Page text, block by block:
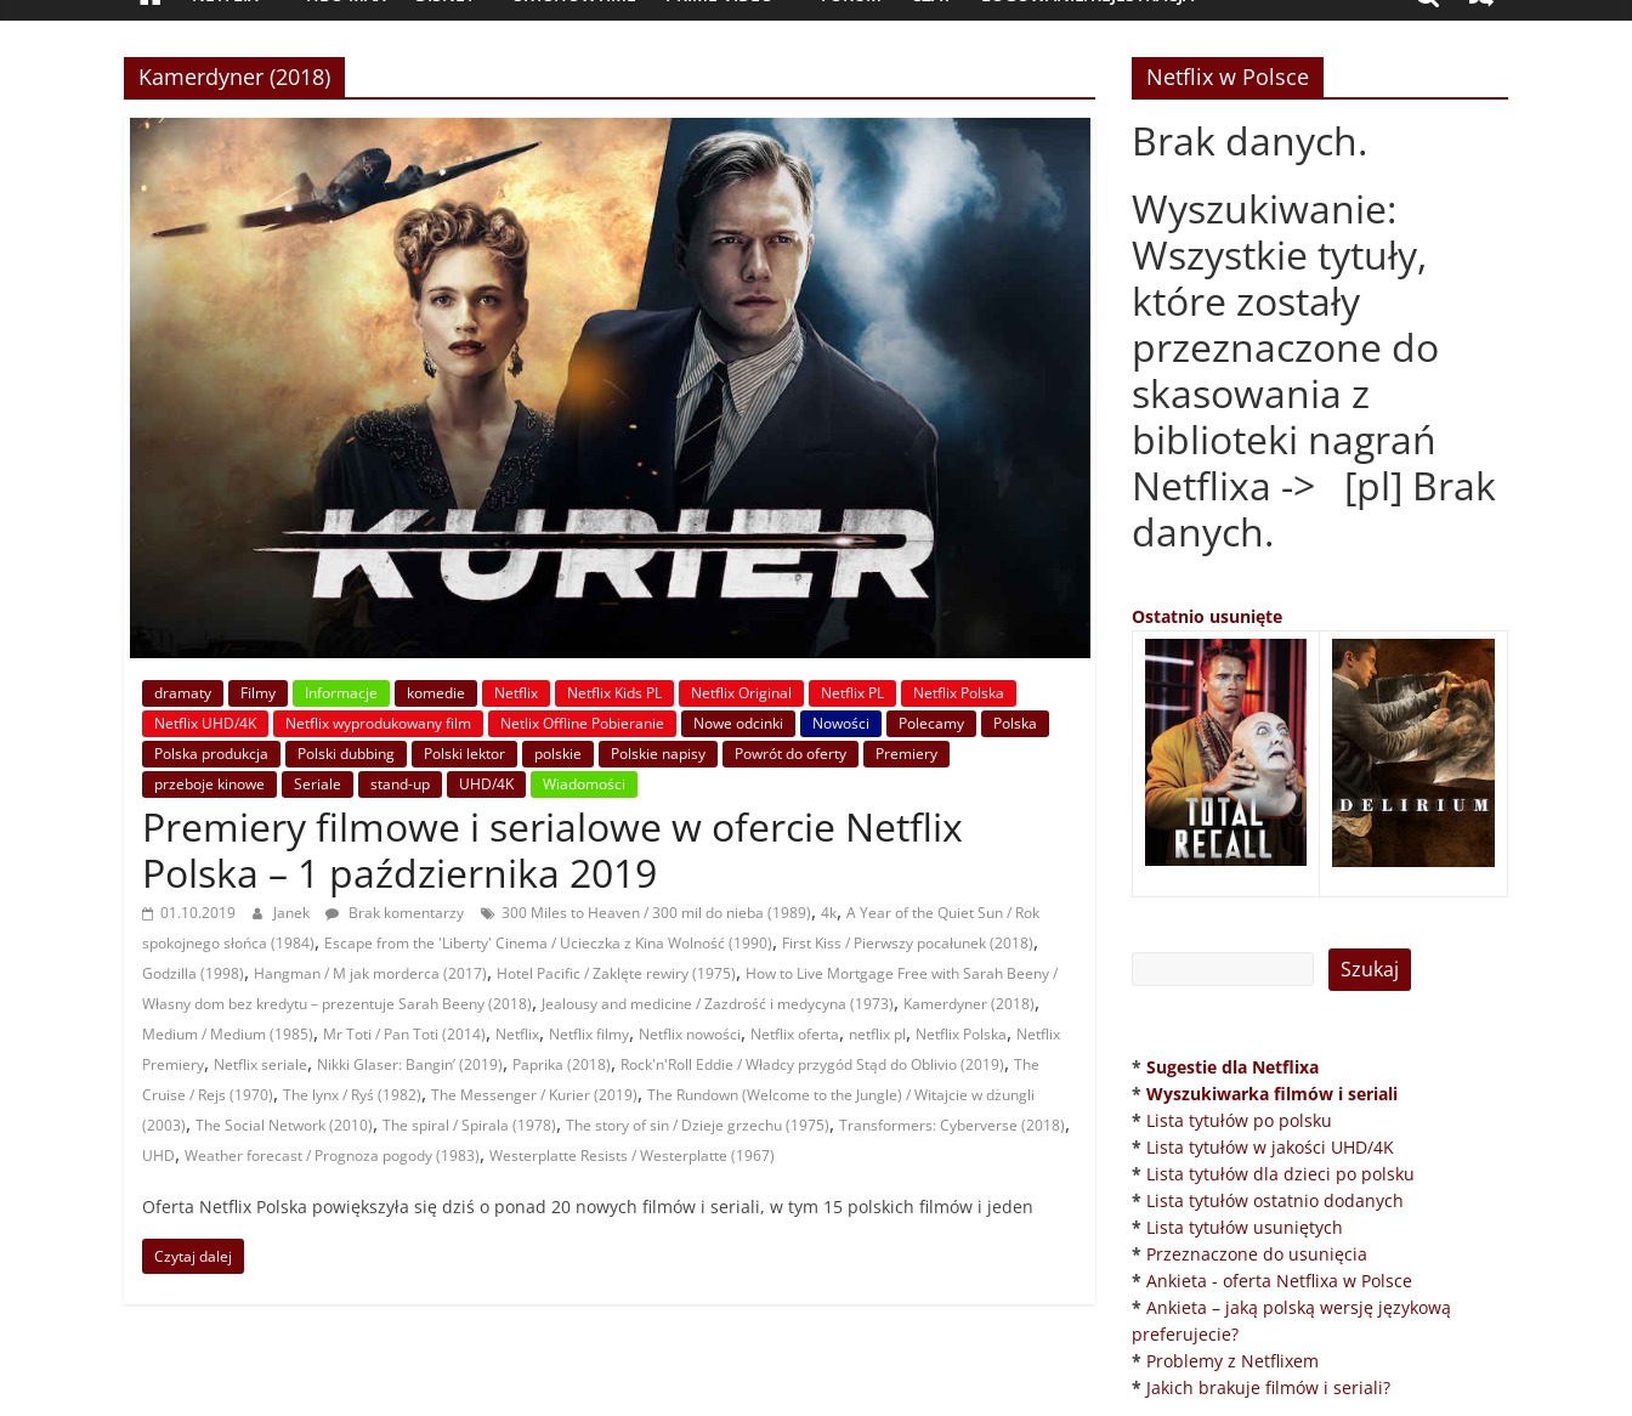
Kamerdyner (2018)
dramaty Filmy Informacje komedie Netflix Netflix Kids PL Netflix Original Netflix PL
Netflix Polska
Netflix UHD/4K
Netflix wyprodukowany film Netlix Offline Pobieranie Nowe odcinki Nowości Polecamy
Polska
Polska produkcja
Polski dubbing Polski lektor polskie Polskie napisy Powrót do oferty
Premiery
przeboje kinowe
Seriale stand-up UHD/4K Wiadomości
Premiery filmowe i serialowe w ofercie Netflix
Polska – 1 października 2019
01.10.2019 Janek Brak komentarzy 300 Miles to Heaven / 300 mil do nieba (1989), 4k, A Year of the Quiet Sun / Rok
spokojnego słońca (1984), Escape from the 'Liberty' Cinema / Ucieczka z Kina Wolność (1990), First Kiss / Pierwszy pocałunek (2018),
Godzilla (1998), Hangman / M jak morderca (2017), Hotel Pacific / Zaklęte rewiry (1975), How to Live Mortgage Free with Sarah Beeny /
Własny dom bez kredytu – prezentuje Sarah Beeny (2018), Jealousy and medicine / Zazdrość i medycyna (1973), Kamerdyner (2018),
Medium / Medium (1985), Mr Toti / Pan Toti (2014), Netflix, Netflix filmy, Netflix nowości, Netflix oferta, netflix pl, Netflix Polska, Netflix
Premiery, Netflix seriale, Nikki Glaser: Bangin’ (2019), Paprika (2018), Rock'n'Roll Eddie / Władcy przygód Stąd do Oblivio (2019), The
Cruise / Rejs (1970), The lynx / Ryś (1982), The Messenger / Kurier (2019), The Rundown (Welcome to the Jungle) / Witajcie w dżungli
(2003), The Social Network (2010), The spiral / Spirala (1978), The story of sin / Dzieje grzechu (1975), Transformers: Cyberverse (2018),
UHD, Weather forecast / Prognoza pogody (1983), Westerplatte Resists / Westerplatte (1967)
Oferta Netflix Polska powiększyła się dziś o ponad 20 nowych filmów i seriali, w tym 15 polskich filmów i jeden
Czytaj dalej
Netflix w Polsce
Brak danych.
Wyszukiwanie:
Wszystkie tytuły,
które zostały
przeznaczone do
skasowania z
biblioteki nagrań
Netflixa -> [pl] Brak
danych.
Ostatnio usunięte
* Sugestie dla Netflixa
* Wyszukiwarka filmów i seriali
* Lista tytułów po polsku
* Lista tytułów w jakości UHD/4K
* Lista tytułów dla dzieci po polsku
* Lista tytułów ostatnio dodanych
* Lista tytułów usuniętych
* Przeznaczone do usunięcia
* Ankieta - oferta Netflixa w Polsce
* Ankieta – jaką polską wersję językową
preferujecie?
* Problemy z Netflixem
* Jakich brakuje filmów i seriali?